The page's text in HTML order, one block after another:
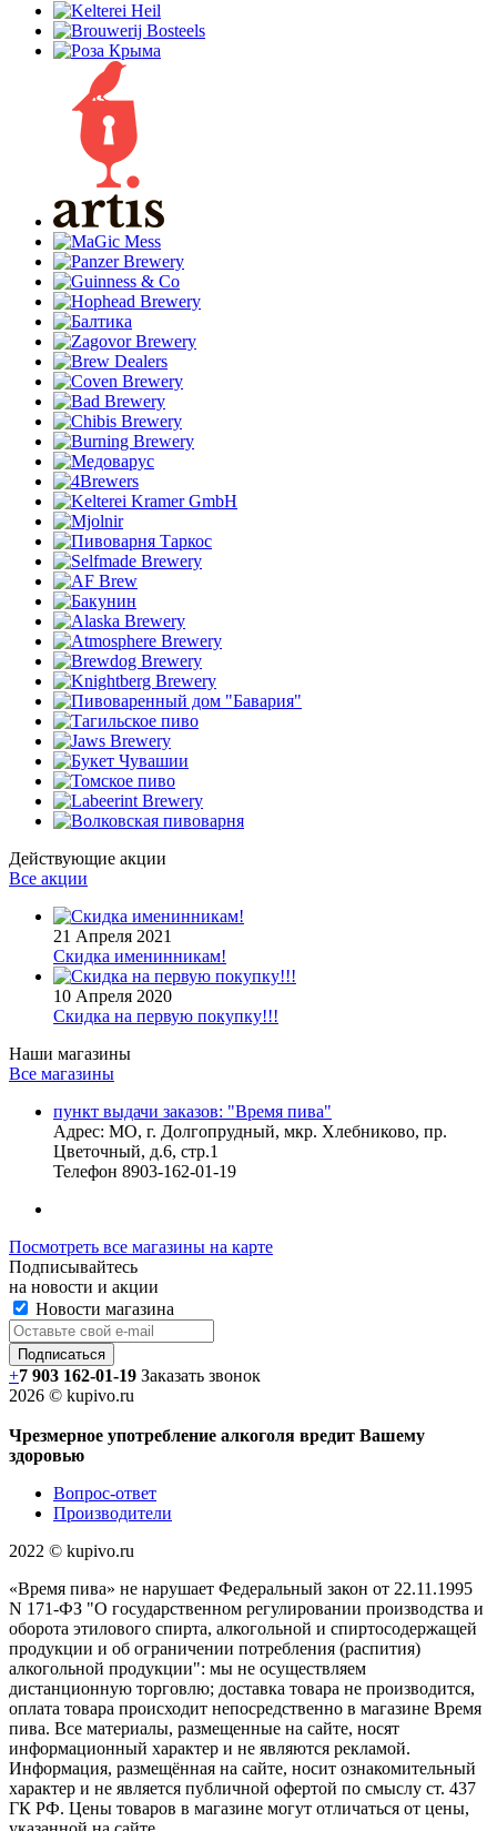
Действующие акции
Все акции
21 Апреля 2021
Скидка именинникам!
10 Апреля 2020
Скидка на первую покупку!!!
Наши магазины
Все магазины
пункт выдачи заказов: "Время пива"
Адрес: МО, г. Долгопрудный, мкр. Хлебниково, пр.
Цветочный, д.6, стр.1
Телефон 8903-162-01-19
Посмотреть все магазины на карте
Подписывайтесь
на новости и акции
Новости магазина
+7 903 162-01-19 Заказать звонок
2026 © kupivo.ru
Чрезмерное употребление алкоголя вредит Вашему
здоровью
Вопрос-ответ
Производители
2022 ©️ kupivo.ru
«Время пива» не нарушает Федеральный закон от 22.11.1995
N 171-ФЗ "О государственном регулировании производства и
оборота этилового спирта, алкогольной и спиртосодержащей
продукции и об ограничении потребления (распития)
алкогольной продукции": мы не осуществляем
дистанционную торговлю; доставка товара не производится,
оплата товара происходит непосредственно в магазине Время
пива. Все материалы, размещенные на сайте, носят
информационный характер и не являются рекламой.
Информация, размещённая на сайте, носит ознакомительный
характер и не является публичной офертой по смыслу ст. 437
ГК РФ. Цены товаров в магазине могут отличаться от цены,